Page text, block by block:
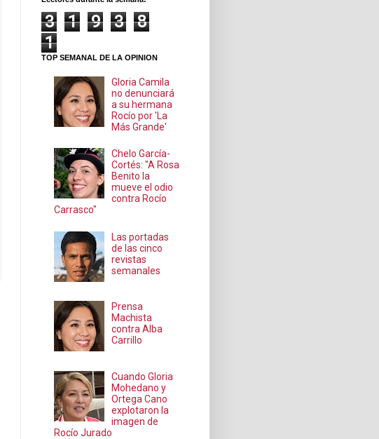
3 1 9 3
8
1
TOP SEMANAL DE LA OPINION
Gloria Camila
no denunciará
a su hermana
Rocío por 'La
Más Grande'
Chelo García-
Cortés: "A Rosa
Benito la
mueve el odio
contra Rocío
Carrasco"
Las portadas
de las cinco
revistas
semanales
Prensa
Machista
contra Alba
Carrillo
Cuando Gloria
Mohedano y
Ortega Cano
explotaron la
imagen de
Rocío Jurado